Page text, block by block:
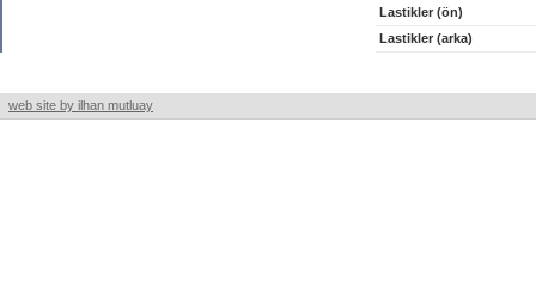
Lastikler (ön)
Lastikler (arka)
web site by ilhan mutluay